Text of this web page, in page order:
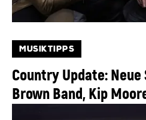
MUSIKTIPPS
Country Update: Neue
Brown Band, Kip